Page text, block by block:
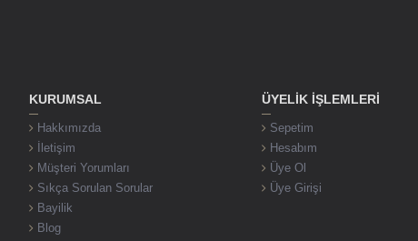
KURUMSAL
Hakkımızda
İletişim
Müşteri Yorumları
Sıkça Sorulan Sorular
Bayilik
Blog
ÜYELIK İŞLEMLERI
Sepetim
Hesabım
Üye Ol
Üye Girişi